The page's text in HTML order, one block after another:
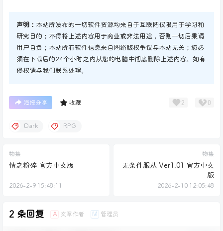
声明： 本站所发布的一切软件资源均来自于互联网仅限用于学习和
研究目的；不得将上述内容用于商业或非法用途，否则一切后果请
用户自负；本站所有软件信息来自网络版权争议与本站无关；您必
须在下载后的24个小时之内从您的电脑中彻底删除上述内容。如有
侵权请与我们联系处理。
海报分享 收藏 2 0
Dark RPG
物集
情之粉碎 官方中文版
2026-2-9 15:48:11
物集
无条件服从 Ver1.01 官方中文
版
2026-2-10 12:05:48
2 条回复 A 文章作者 M 管理员